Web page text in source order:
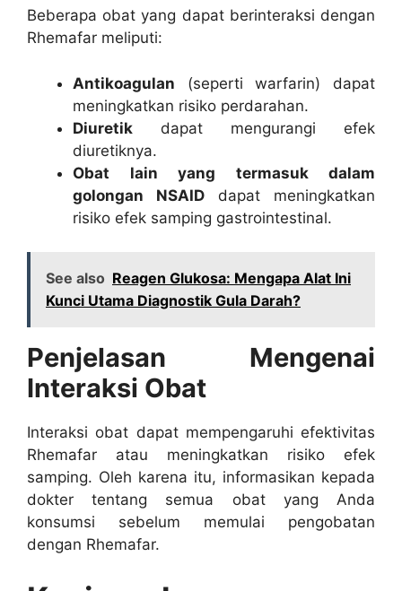
Beberapa obat yang dapat berinteraksi dengan
Rhemafar meliputi:
Antikoagulan (seperti warfarin) dapat
meningkatkan risiko perdarahan.
Diuretik dapat mengurangi efek
diuretiknya.
Obat lain yang termasuk dalam
golongan NSAID dapat meningkatkan
risiko efek samping gastrointestinal.
See also Reagen Glukosa: Mengapa Alat Ini
Kunci Utama Diagnostik Gula Darah?
Penjelasan Mengenai
Interaksi Obat
Interaksi obat dapat mempengaruhi efektivitas
Rhemafar atau meningkatkan risiko efek
samping. Oleh karena itu, informasikan kepada
dokter tentang semua obat yang Anda
konsumsi sebelum memulai pengobatan
dengan Rhemafar.